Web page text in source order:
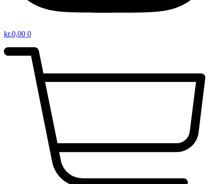
kr.0,00 0